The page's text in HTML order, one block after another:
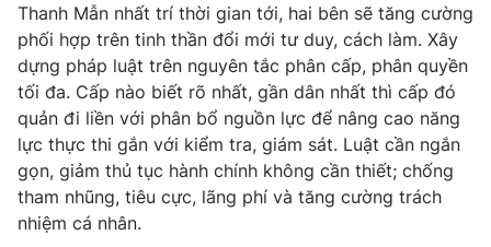
THỜI BÁO VTV
Theo dõi báo trên
Thanh Mẫn nhất trí thời gian tới, hai bên sẽ tăng cường
phối hợp trên tinh thần đổi mới tư duy, cách làm. Xây
dựng pháp luật trên nguyên tắc phân cấp, phân quyền
tối đa. Cấp nào biết rõ nhất, gần dân nhất thì cấp đó
quản đi liền với phân bổ nguồn lực để nâng cao năng
lực thực thi gắn với kiểm tra, giám sát. Luật cần ngắn
gọn, giảm thủ tục hành chính không cần thiết; chống
tham nhũng, tiêu cực, lãng phí và tăng cường trách
nhiệm cá nhân.